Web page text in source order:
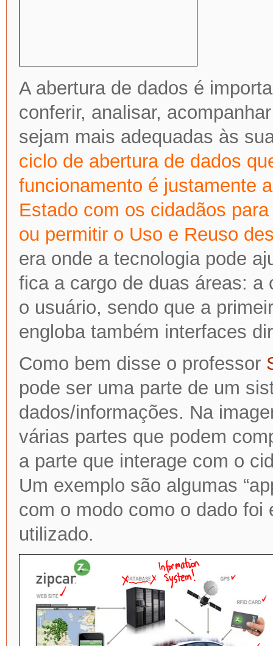
A abertura de dados é
conferir, analisar,
sejam mais adequadas às
ciclo de abertura de dados
funcionamento é justamente
Estado com os cidadãos
ou permitir o Uso e Reuso
era onde a tecnologia pode
fica a cargo de duas áreas:
o usuário, sendo que a
engloba também interfaces
Como bem disse o professor
pode ser uma parte de um
dados/informações. Na
várias partes que podem
a parte que interage com o
Um exemplo são algumas
com o modo como o dado
utilizado.